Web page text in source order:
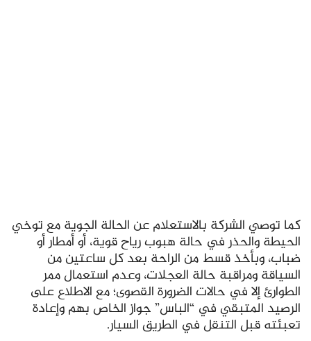
كما توصي الشركة بالاستعلام عن الحالة الجوية مع توخي
الحيطة والحذر في حالة هبوب رياح قوية، أو أمطار أو
ضباب، وبأخذ قسط من الراحة بعد كل ساعتين من
السياقة ومراقبة حالة العجلات، وعدم استعمال ممر
الطوارئ إلا في حالات الضرورة القصوى؛ مع الاطلاع على
الرصيد المتبقي في “الباس” جواز الخاص بهم وإعادة
تعبئته قبل التنقل في الطريق السيار.